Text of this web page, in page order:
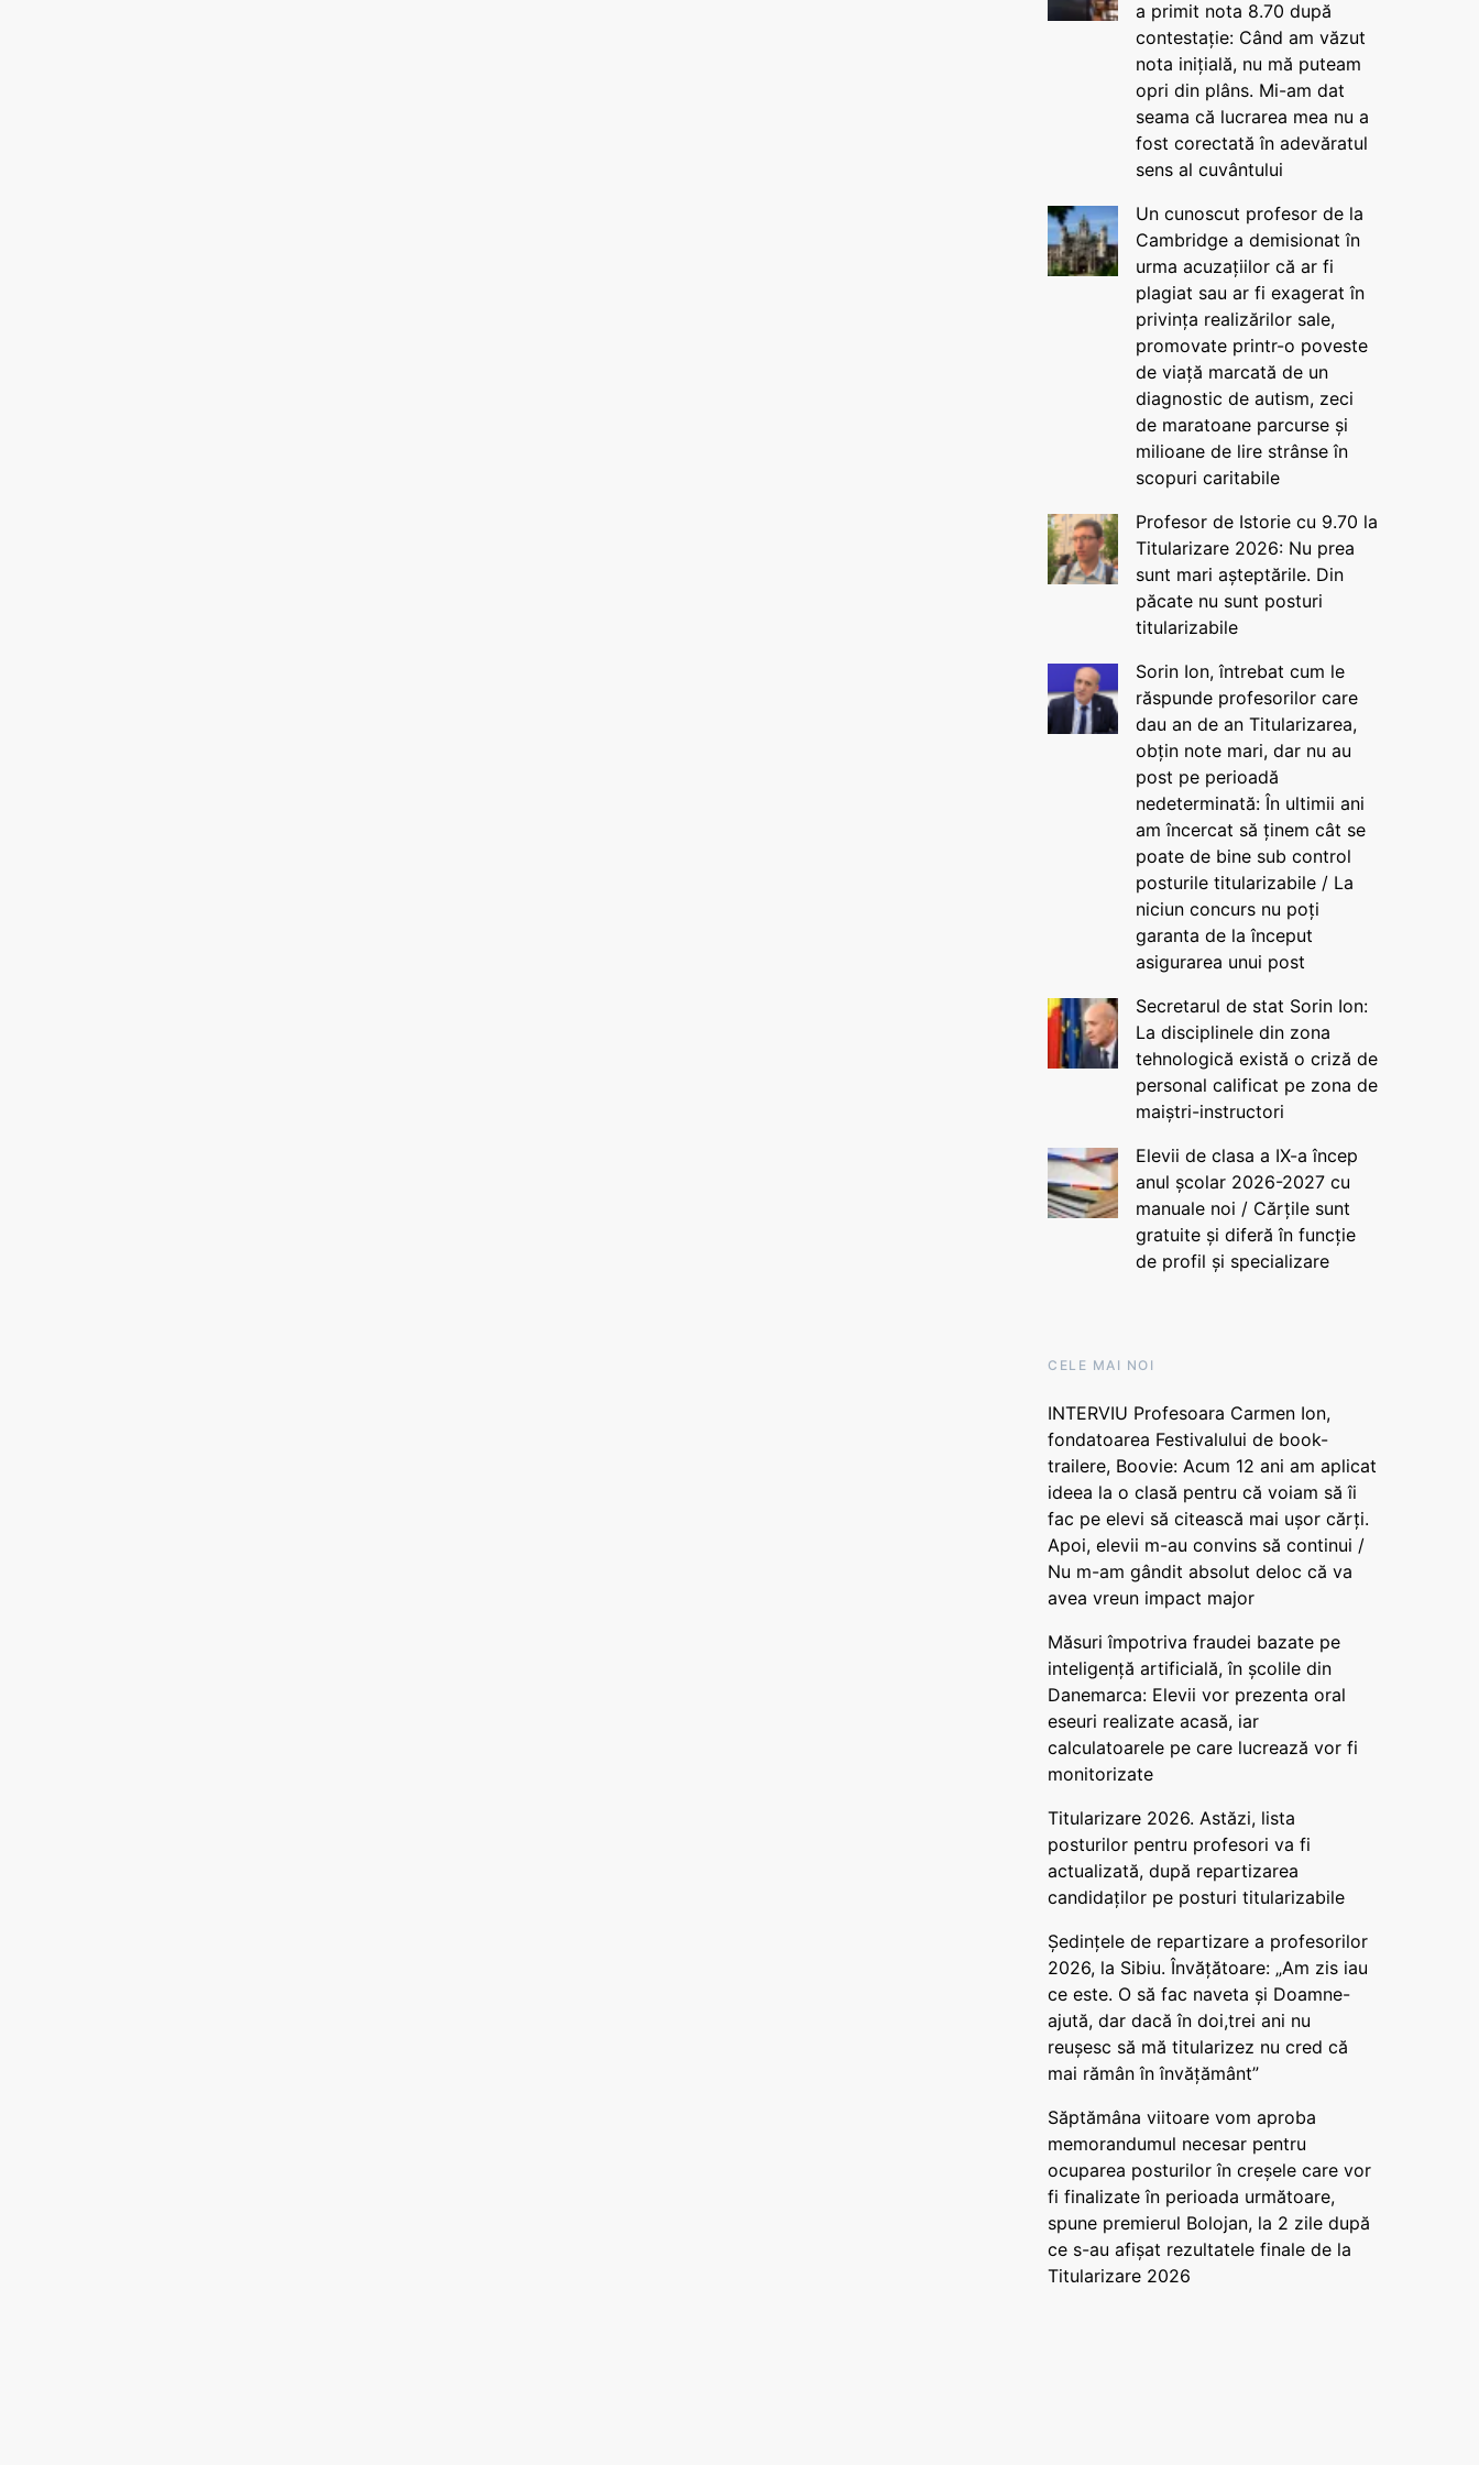
a primit nota 8.70 după
contestație: Când am văzut
nota inițială, nu mă puteam
opri din plâns. Mi-am dat
seama că lucrarea mea nu a
fost corectată în adevăratul
sens al cuvântului
Un cunoscut profesor de la
Cambridge a demisionat în
urma acuzațiilor că ar fi
plagiat sau ar fi exagerat în
privința realizărilor sale,
promovate printr-o poveste
de viață marcată de un
diagnostic de autism, zeci
de maratoane parcurse și
milioane de lire strânse în
scopuri caritabile
Profesor de Istorie cu 9.70 la
Titularizare 2026: Nu prea
sunt mari așteptările. Din
păcate nu sunt posturi
titularizabile
Sorin Ion, întrebat cum le
răspunde profesorilor care
dau an de an Titularizarea,
obțin note mari, dar nu au
post pe perioadă
nedeterminată: În ultimii ani
am încercat să ținem cât se
poate de bine sub control
posturile titularizabile / La
niciun concurs nu poți
garanta de la început
asigurarea unui post
Secretarul de stat Sorin Ion:
La disciplinele din zona
tehnologică există o criză de
personal calificat pe zona de
maiștri-instructori
Elevii de clasa a IX-a încep
anul școlar 2026-2027 cu
manuale noi / Cărțile sunt
gratuite și diferă în funcție
de profil și specializare
CELE MAI NOI
INTERVIU Profesoara Carmen Ion,
fondatoarea Festivalului de book-
trailere, Boovie: Acum 12 ani am aplicat
ideea la o clasă pentru că voiam să îi
fac pe elevi să citească mai ușor cărți.
Apoi, elevii m-au convins să continui /
Nu m-am gândit absolut deloc că va
avea vreun impact major
Măsuri împotriva fraudei bazate pe
inteligență artificială, în școlile din
Danemarca: Elevii vor prezenta oral
eseuri realizate acasă, iar
calculatoarele pe care lucrează vor fi
monitorizate
Titularizare 2026. Astăzi, lista
posturilor pentru profesori va fi
actualizată, după repartizarea
candidaților pe posturi titularizabile
Ședințele de repartizare a profesorilor
2026, la Sibiu. Învățătoare: „Am zis iau
ce este. O să fac naveta și Doamne-
ajută, dar dacă în doi,trei ani nu
reușesc să mă titularizez nu cred că
mai rămân în învățământ”
Săptămâna viitoare vom aproba
memorandumul necesar pentru
ocuparea posturilor în creșele care vor
fi finalizate în perioada următoare,
spune premierul Bolojan, la 2 zile după
ce s-au afișat rezultatele finale de la
Titularizare 2026